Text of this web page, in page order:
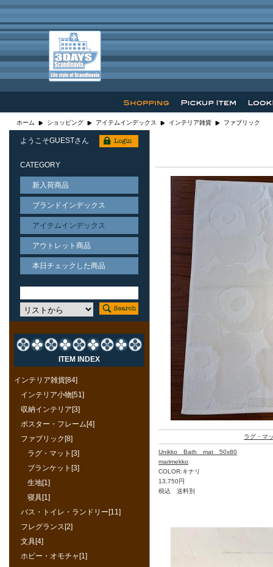
ホーム ショッピング アイテムインデックス インテリア雑貨 ファブリック
ラグ・マ
Unikko Bath mat 50x80
marimekko
COLOR:キナリ
13,750円
税込 送料別
ようこそGUESTさん
CATEGORY
新入荷商品
ブランドインデックス
アイテムインデックス
アウトレット商品
本日チェックした商品
ITEM INDEX
インテリア雑貨[84]
インテリア小物[51]
収納インテリア[3]
ポスター・フレーム[4]
ファブリック[8]
ラグ・マット[3]
ブランケット[3]
生地[1]
寝具[1]
バス・トイレ・ランドリー[11]
フレグランス[2]
文具[4]
ホビー・オモチャ[1]